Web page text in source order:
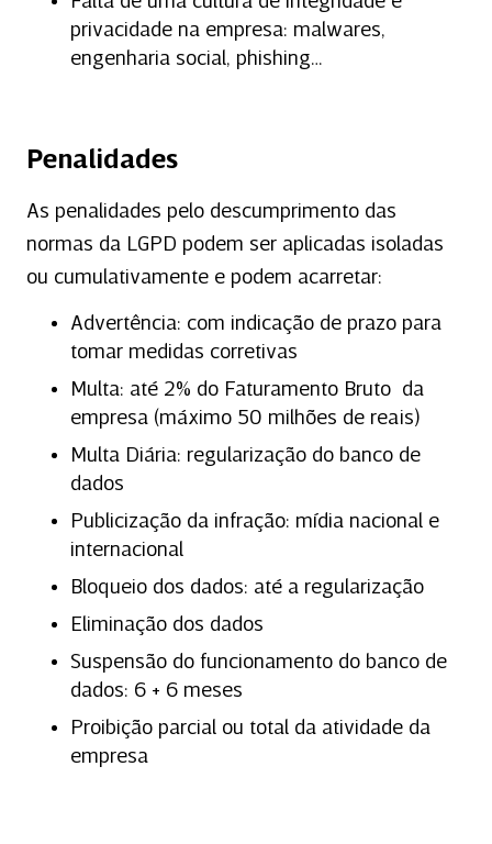
privacidade na empresa: malwares,
engenharia social, phishing…
Penalidades
As penalidades pelo descumprimento das
normas da LGPD podem ser aplicadas isoladas
ou cumulativamente e podem acarretar:
Advertência: com indicação de prazo para
tomar medidas corretivas
Multa: até 2% do Faturamento Bruto da
empresa (máximo 50 milhões de reais)
Multa Diária: regularização do banco de
dados
Publicização da infração: mídia nacional e
internacional
Bloqueio dos dados: até a regularização
Eliminação dos dados
Suspensão do funcionamento do banco de
dados: 6 + 6 meses
Proibição parcial ou total da atividade da
empresa